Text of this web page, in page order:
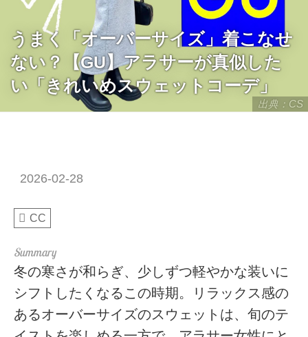
出典：CS
うまく「オーバーサイズ」着こなせ
ない？【GU】アラサーが真似した
い「きれいめスウェットコーデ」
2026-02-28
CC
冬の寒さが和らぎ、少しずつ軽やかな装いに
シフトしたくなるこの時期。リラックス感の
あるオーバーサイズのスウェットは、旬のテ